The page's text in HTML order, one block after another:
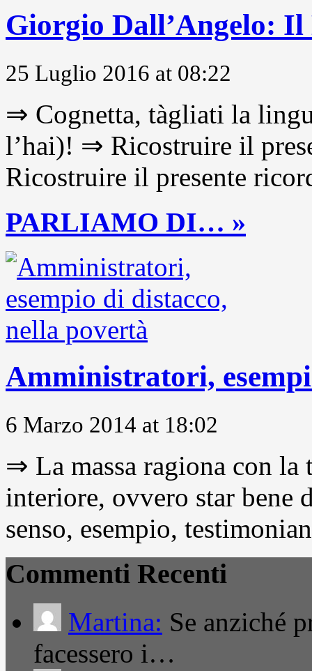
Giorgio Dall’Angelo:
25 Luglio 2016 at 08:22
⇒ Cognetta, tàgliati la
l’hai)! ⇒ Ricostruire il
Ricostruire il presente
PARLIAMO DI… »
Amministratori,
6 Marzo 2014 at 18:02
⇒ La massa ragiona con
interiore, ovvero star
senso, esempio,
Commenti Recenti
Martina: Se anziché
facessero i…